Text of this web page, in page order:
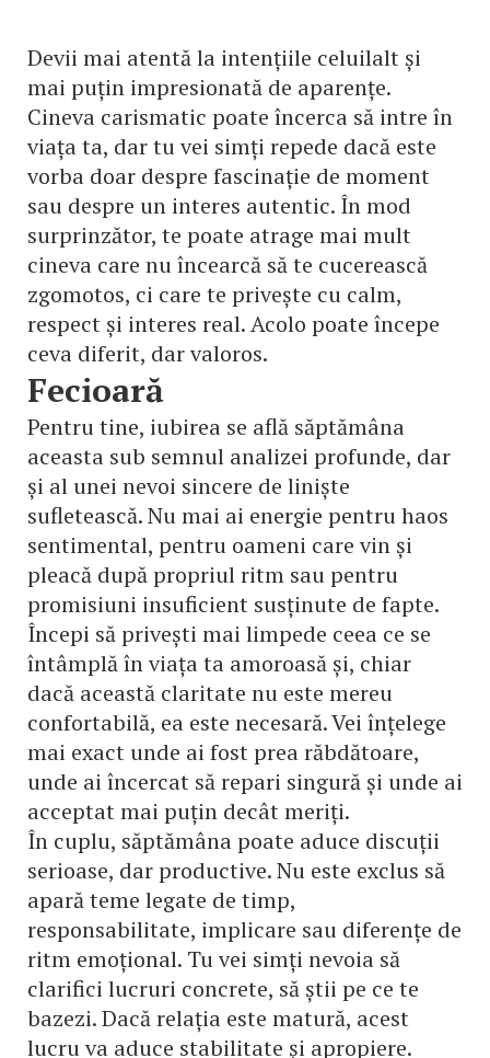
Devii mai atentă la intențiile celuilalt și
mai puțin impresionată de aparențe.
Cineva carismatic poate încerca să intre în
viața ta, dar tu vei simți repede dacă este
vorba doar despre fascinație de moment
sau despre un interes autentic. În mod
surprinzător, te poate atrage mai mult
cineva care nu încearcă să te cucerească
zgomotos, ci care te privește cu calm,
respect și interes real. Acolo poate începe
ceva diferit, dar valoros.
Fecioară
Pentru tine, iubirea se află săptămâna
aceasta sub semnul analizei profunde, dar
și al unei nevoi sincere de liniște
sufletească. Nu mai ai energie pentru haos
sentimental, pentru oameni care vin și
pleacă după propriul ritm sau pentru
promisiuni insuficient susținute de fapte.
Începi să privești mai limpede ceea ce se
întâmplă în viața ta amoroasă și, chiar
dacă această claritate nu este mereu
confortabilă, ea este necesară. Vei înțelege
mai exact unde ai fost prea răbdătoare,
unde ai încercat să repari singură și unde ai
acceptat mai puțin decât meriți.
În cuplu, săptămâna poate aduce discuții
serioase, dar productive. Nu este exclus să
apară teme legate de timp,
responsabilitate, implicare sau diferențe de
ritm emoțional. Tu vei simți nevoia să
clarifici lucruri concrete, să știi pe ce te
bazezi. Dacă relația este matură, acest
lucru va aduce stabilitate și apropiere.